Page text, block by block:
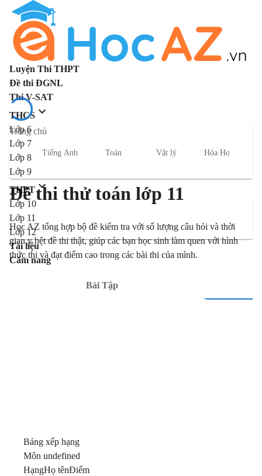
Luyện Thi THPT
Đề thi ĐGNL
Thi V-SAT
THCS
Lớp 6
Lớp 7
Lớp 8
Lớp 9
THPT
Lớp 10
Lớp 11
Lớp 12
Tài liệu
Cẩm nang
Trang chủ
Tiếng Anh Toán Vật lý Hóa Học
Đề thi thử toán lớp 11
Học AZ tổng hợp bộ đề kiểm tra với số lượng câu hỏi và thời
gian y hệt đề thi thật, giúp các bạn học sinh làm quen với hình
thức thi và đạt điểm cao trong các bài thi của mình.
Bài Tập
Bảng xếp hạng
Môn undefined
HạngHọ tênĐiểm